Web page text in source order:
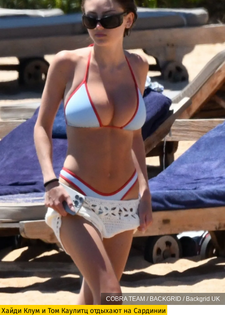
COBRA TEAM / BACKGRID / Backgrid UK
Хайди Клум и Том Каулитц отдыхают на Сардинии